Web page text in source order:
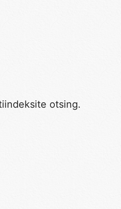
otsing.